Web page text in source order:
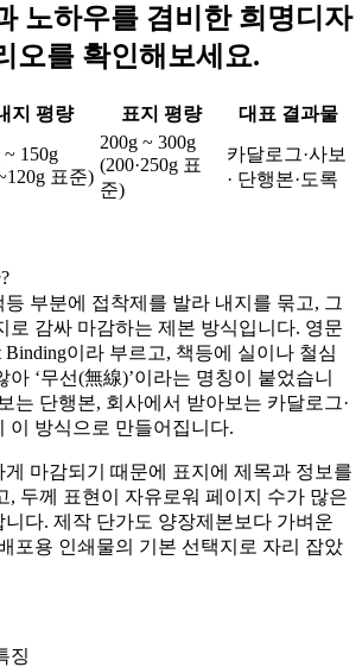
노하우를 겸비한 희명디자
오를 확인해보세요.
지 평량 표지 평량
대표 결과물
~ 150g
표준)
200g ~ 300g
(200·250g 표
준)
카달로그·사보
· 단행본·도록
부분에 접착제를 발라 내지를 묶고, 그
로 감싸 마감하는 제본 방식입니다. 영문
Binding이라 부르고, 책등에 실이나 철심
아 ‘무선(無線)’이라는 명칭이 붙었습니
는 단행본, 회사에서 받아보는 카달로그·
이 방식으로 만들어집니다.
게 마감되기 때문에 표지에 제목과 정보를
, 두께 표현이 자유로워 페이지 수가 많은
니다. 제작 단가도 양장제본보다 가벼운
포용 인쇄물의 기본 선택지로 자리 잡았
징